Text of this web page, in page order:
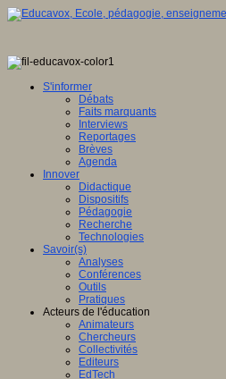
S'informer
Débats
Faits marquants
Interviews
Reportages
Brèves
Agenda
Innover
Didactique
Dispositifs
Pédagogie
Recherche
Technologies
Savoir(s)
Analyses
Conférences
Outils
Pratiques
Acteurs de l'éducation
Animateurs
Chercheurs
Collectivités
Editeurs
EdTech